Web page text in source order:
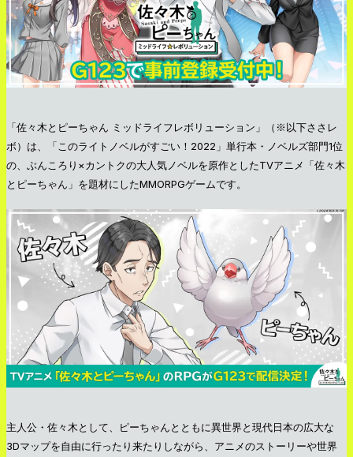
「佐々木とピーちゃん ミッドライフレボリューション」（※以下ささレ
ボ）は、「このライトノベルがすごい！2022」単行本・ノベルズ部門1位
の、ぶんころり×カントクの大人気ノベルを原作としたTVアニメ「佐々木
とピーちゃん」を題材にしたMMORPGゲームです。
主人公・佐々木として、ピーちゃんとともに異世界と現代日本の広大な
3Dマップを自由に行ったり来たりしながら、アニメのストーリーや世界